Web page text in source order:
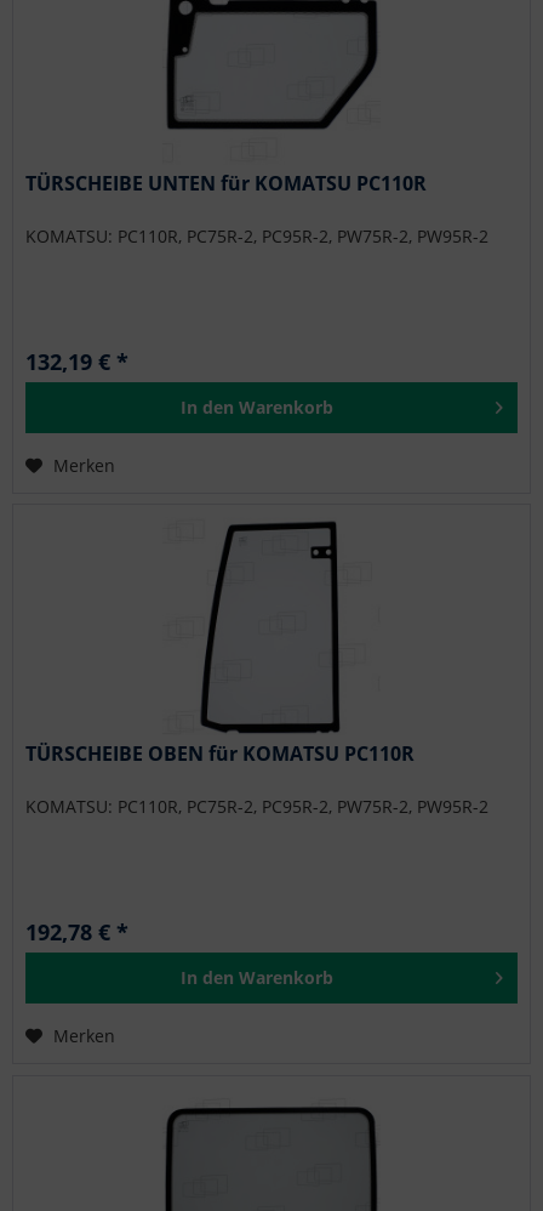
TÜRSCHEIBE UNTEN für KOMATSU PC110R
KOMATSU: PC110R, PC75R-2, PC95R-2, PW75R-2, PW95R-2
132,19 € *
In den Warenkorb
Merken
TÜRSCHEIBE OBEN für KOMATSU PC110R
KOMATSU: PC110R, PC75R-2, PC95R-2, PW75R-2, PW95R-2
192,78 € *
In den Warenkorb
Merken